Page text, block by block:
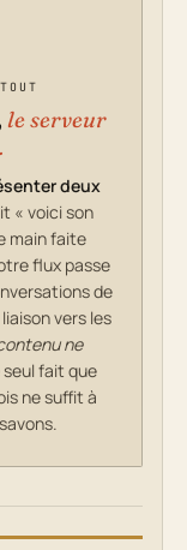
le serveur
deux
« voici son
main faite
flux passe
de
vers les
ne
seul fait que
ne suffit à